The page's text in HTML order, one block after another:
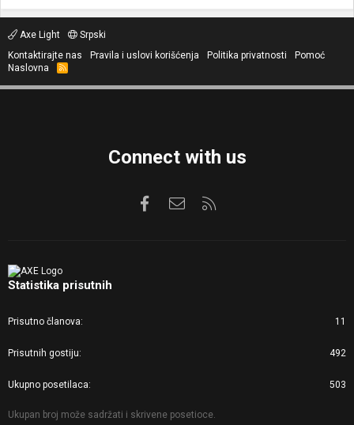
Axe Light
Srpski
Kontaktirajte nas
Pravila i uslovi korišćenja Politika privatnosti
Pomoć
Naslovna
R
S
Connect with us
FacebookKontaktirajte nas
Statistika prisutnih
Prisutno članova 11
Prisutnih gostiju 492
Ukupno posetilaca 503
Ukupan broj može sadržati i skrivene posetioce.